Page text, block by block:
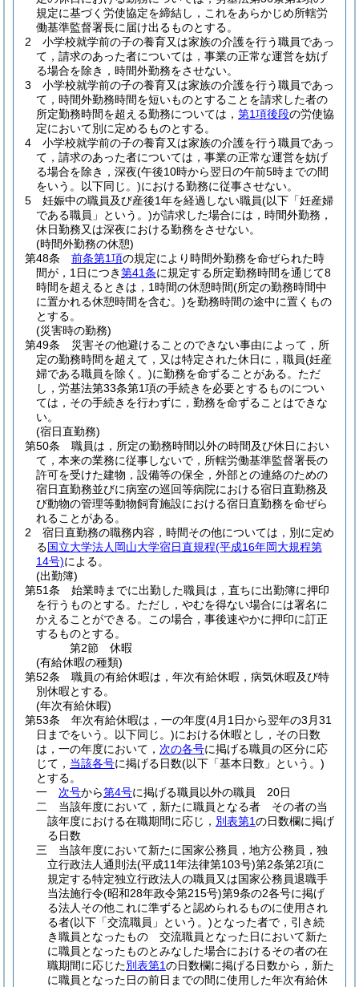
規定に基づく労使協定を締結し，これをあらかじめ所轄労
働基準監督署長に届け出るものとする。
2
小学校就学前の子の養育又は家族の介護を行う職員であっ
て，請求のあった者については，事業の正常な運営を妨げ
る場合を除き，時間外勤務をさせない。
3
小学校就学前の子の養育又は家族の介護を行う職員であっ
て，時間外勤務時間を短いものとすることを請求した者の
所定勤務時間を超える勤務については， 第1項後段の労使協
定において別に定めるものとする。
4
小学校就学前の子の養育又は家族の介護を行う職員であっ
て，請求のあった者については，事業の正常な運営を妨げ
る場合を除き，深夜(午後10時から翌日の午前5時までの間
をいう。以下同じ。)における勤務に従事させない。
5
妊娠中の職員及び産後1年を経過しない職員(以下「妊産婦
である職員」という。)が請求した場合には，時間外勤務，
休日勤務又は深夜における勤務をさせない。
(時間外勤務の休憩)
第48条
前条第1項の規定により時間外勤務を命ぜられた時
間が，1日につき第41条に規定する所定勤務時間を通じて8
時間を超えるときは，1時間の休憩時間(所定の勤務時間中
に置かれる休憩時間を含む。)を勤務時間の途中に置くもの
とする。
(災害時の勤務)
第49条
災害その他避けることのできない事由によって，所
定の勤務時間を超えて，又は特定された休日に，職員(妊産
婦である職員を除く。)に勤務を命ずることがある。 ただ
し，労基法第33条第1項の手続きを必要とするものについ
ては，その手続きを行わずに，勤務を命ずることはできな
い。
(宿日直勤務)
第50条
職員は，所定の勤務時間以外の時間及び休日におい
て，本来の業務に従事しないで，所轄労働基準監督署長の
許可を受けた建物，設備等の保全，外部との連絡のための
宿日直勤務並びに病室の巡回等病院における宿日直勤務及
び動物の管理等動物飼育施設における宿日直勤務を命ぜら
れることがある。
2
宿日直勤務の職務内容，時間その他については，別に定め
る国立大学法人岡山大学宿日直規程(平成16年岡大規程第
14号)による。
(出勤簿)
第51条
始業時までに出勤した職員は，直ちに出勤簿に押印
を行うものとする。 ただし，やむを得ない場合には署名に
かえることができる。
この場合，事後速やかに押印に訂正
するものとする。
第2節
休暇
(有給休暇の種類)
第52条
職員の有給休暇は，年次有給休暇，病気休暇及び特
別休暇とする。
(年次有給休暇)
第53条
年次有給休暇は，一の年度(4月1日から翌年の3月31
日までをいう。以下同じ。)における休暇とし，その日数
は，一の年度において， 次の各号に掲げる職員の区分に応
じて， 当該各号に掲げる日数(以下「基本日数」という。)
とする。
一
次号から第4号に掲げる職員以外の職員 20日
二
当該年度において，新たに職員となる者 その者の当
該年度における在職期間に応じ， 別表第1の日数欄に掲げ
る日数
三
当該年度において新たに国家公務員，地方公務員，独
立行政法人通則法(平成11年法律第103号)第2条第2項に
規定する特定独立行政法人の職員又は国家公務員退職手
当法施行令(昭和28年政令第215号)第9条の2各号に掲げ
る法人その他これに準ずると認められるものに使用され
る者(以下「交流職員」という。)となった者で，引き続
き職員となったもの 交流職員となった日において新た
に職員となったものとみなした場合におけるその者の在
職期間に応じた別表第1の日数欄に掲げる日数から，新た
に職員となった日の前日までの間に使用した年次有給休